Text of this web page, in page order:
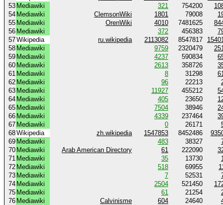
53 Mediawiki 321 754200
54 Mediawiki ClemsonWiki 1801 79008
55 Mediawiki OrenWiki 4010 7481625
56 Mediawiki 372 456383
57Wikipedia ru.wikipedia 2113082 8547817
58 Mediawiki 9759 2320479
59 Mediawiki 4237 590834
60 Mediawiki 2613 358726
61 Mediawiki 8 31298
62 Mediawiki 96 22213
63 Mediawiki 11927 455212
64 Mediawiki 405 23650
65 Mediawiki 7504 38946
66 Mediawiki 4339 237464
67 Mediawiki 0 26171
68Wikipedia zh.wikipedia 1547853 8452486
69 Mediawiki 483 38327
70 Mediawiki Arab American Directory 61 222090
71 Mediawiki 35 13730
72 Mediawiki 518 69955
73 Mediawiki 7 52531
74 Mediawiki 2504 521450
75 Mediawiki 61 21254
76 Mediawiki Calvinisme 604 24640